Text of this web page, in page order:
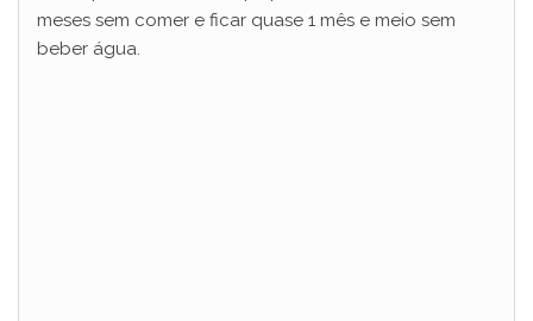
meses sem comer e ficar quase 1 mês e meio sem
beber água.